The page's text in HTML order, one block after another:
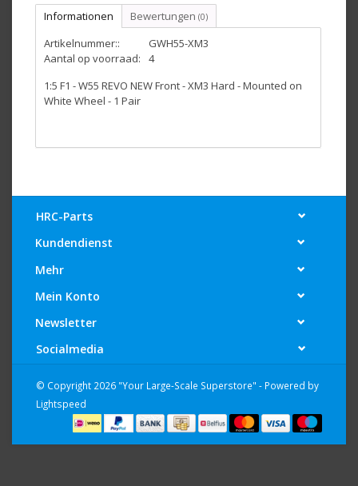
Informationen Bewertungen (0)
Artikelnummer::
GWH55-XM3
Aantal op voorraad:
4
1:5 F1 - W55 REVO NEW Front - XM3 Hard - Mounted on
White Wheel - 1 Pair
HRC-Parts
Kundendienst
Mehr
Mein Konto
Newsletter
Socialmedia
© Copyright 2026 "Your Large-Scale Superstore" - Powered by
Lightspeed